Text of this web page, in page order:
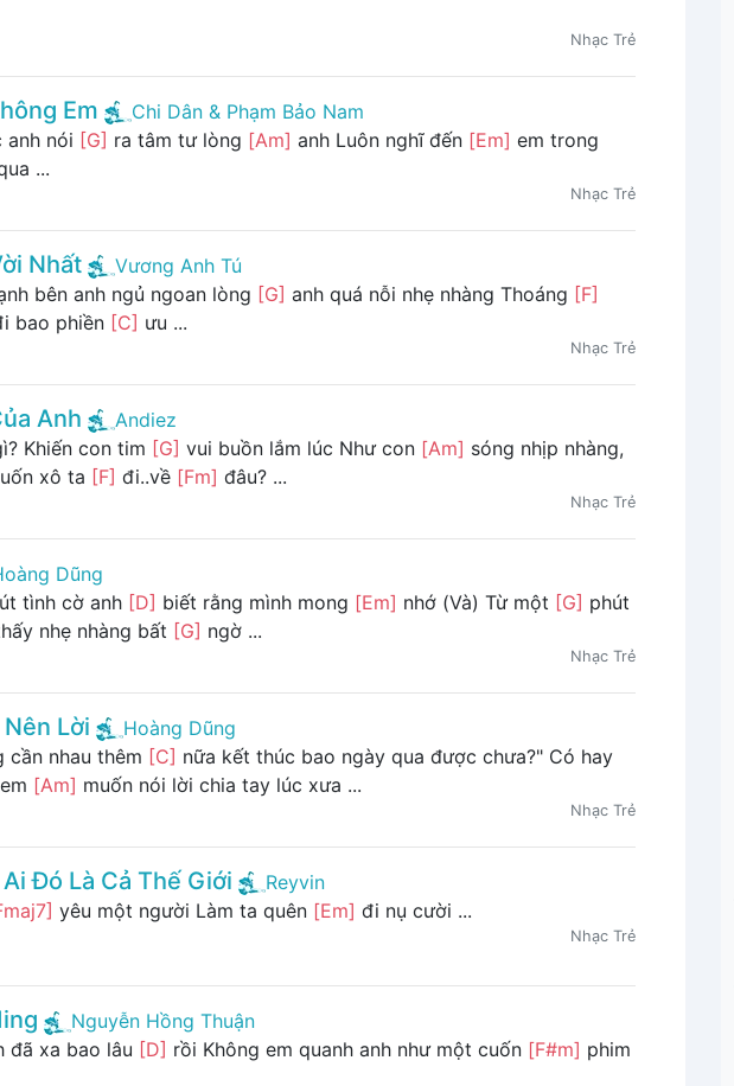
Nhạc Trẻ
Em
Chi Dân & Phạm Bảo Nam
nói [G] ra tâm tư lòng [Am] anh Luôn nghĩ đến [Em] em trong
...
Nhạc Trẻ
Nhất
Vương Anh Tú
bên anh ngủ ngoan lòng [G] anh quá nỗi nhẹ nhàng Thoáng [F]
bao phiền [C] ưu ...
Nhạc Trẻ
Anh
Andiez
Khiến con tim [G] vui buồn lắm lúc Như con [Am] sóng nhịp nhàng,
xô ta [F] đi..về [Fm] đâu? ...
Nhạc Trẻ
Dũng
tình cờ anh [D] biết rằng mình mong [Em] nhớ (Và) Từ một [G] phút
nhẹ nhàng bất [G] ngờ ...
Nhạc Trẻ
Lời
Hoàng Dũng
cần nhau thêm [C] nữa kết thúc bao ngày qua được chưa?" Có hay
[Am] muốn nói lời chia tay lúc xưa ...
Nhạc Trẻ
Đó Là Cả Thế Giới
Reyvin
yêu một người Làm ta quên [Em] đi nụ cười ...
Nhạc Trẻ
Nguyễn Hồng Thuận
đã xa bao lâu [D] rồi Không em quanh anh như một cuốn [F#m] phim